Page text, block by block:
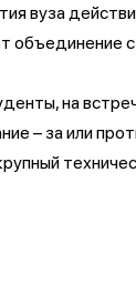
вуза
объединение
на
– за или